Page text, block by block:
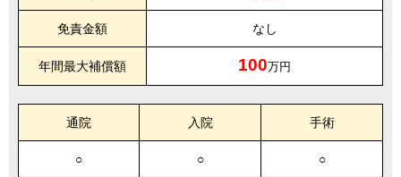
免責金額 なし
年間最大補償額 100万円
通院 入院 手術
○ ○ ○